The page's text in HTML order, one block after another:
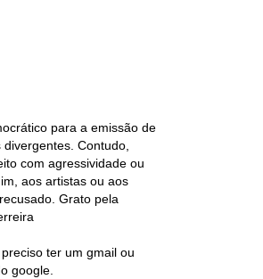
para a emissão de
Contudo,
com agressividade ou
aos artistas ou aos
Grato pela
ter um gmail ou
google.